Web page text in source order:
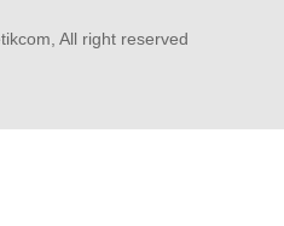
All right reserved